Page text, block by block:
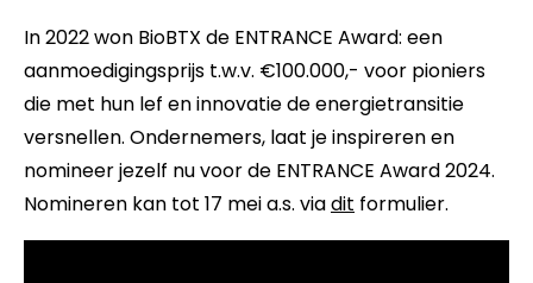
In 2022 won BioBTX de ENTRANCE Award: een
aanmoedigingsprijs t.w.v. €100.000,- voor pioniers
die met hun lef en innovatie de energietransitie
versnellen. Ondernemers, laat je inspireren en
nomineer jezelf nu voor de ENTRANCE Award 2024.
Nomineren kan tot 17 mei a.s. viadit formulier.